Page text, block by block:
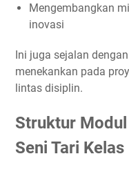
Mengembangkan
inovasi
Ini juga sejalan dengan
menekankan pada
lintas disiplin.
Struktur
Seni Tari Kelas